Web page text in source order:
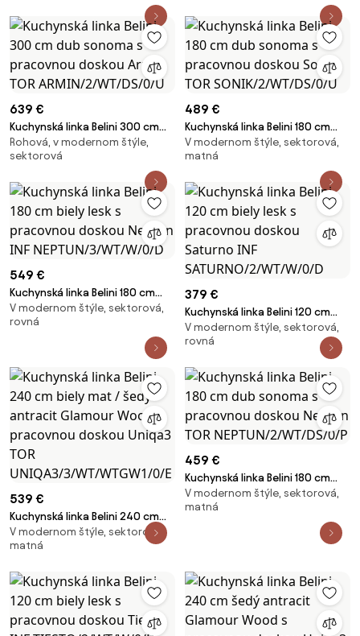
639 €
Kuchynská linka Belini 300 cm
dub sonoma s pracovnou
doskou Armin TOR
Rohová, v modernom štýle,
sektorová
489 €
Kuchynská linka Belini 180 cm
dub sonoma s pracovnou
doskou Sonik TOR
V modernom štýle, sektorová,
matná
549 €
Kuchynská linka Belini 180 cm
biely lesk s pracovnou doskou
Neptun INF
V modernom štýle, sektorová,
rovná
379 €
Kuchynská linka Belini 120 cm
biely lesk s pracovnou doskou
Saturno INF
V modernom štýle, sektorová,
rovná
539 €
Kuchynská linka Belini 240 cm
biely mat / šedý antracit
Glamour Wood s pracovnou
UNIQA3/3/WT/WTGW1/0/E
V modernom štýle, sektorová,
matná
459 €
Kuchynská linka Belini 180 cm
dub sonoma s pracovnou
doskou Neptun TOR
V modernom štýle, sektorová,
matná